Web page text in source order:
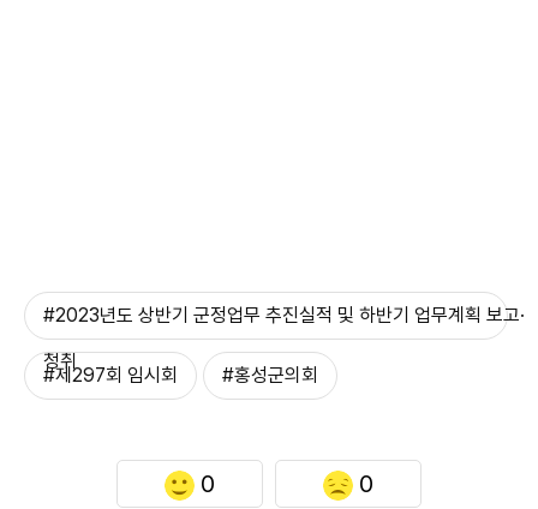
#2023년도 상반기 군정업무 추진실적 및 하반기 업무계획 보고·
청취
#제297회 임시회 #홍성군의회
0 0